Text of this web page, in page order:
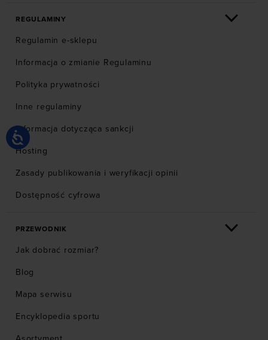
REGULAMINY
Regulamin e-sklepu
Informacja o zmianie Regulaminu
Polityka prywatności
Inne regulaminy
Informacja dotycząca sankcji
Hosting
Zasady publikowania i weryfikacji opinii
Dostępność cyfrowa
PRZEWODNIK
Jak dobrać rozmiar?
Blog
Mapa serwisu
Encyklopedia sportu